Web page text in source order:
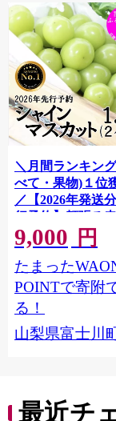
＼月間ランキン
べて・果物)１位
／【2026年発送
行予約】頬張る
感 〜緑の宝石・
ャインマスカット
１ｋｇ以上（２〜
房） フルーツ 山
産 果物 くだもの
イン マスカット
う ブドウ 葡萄
9,000 円
たまった
POINTで寄附
る！
山梨県富士川
最近チ